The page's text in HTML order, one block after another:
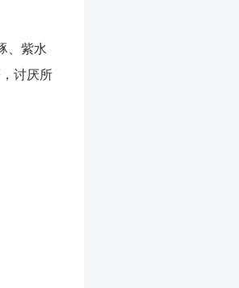
、紫水
讨厌所